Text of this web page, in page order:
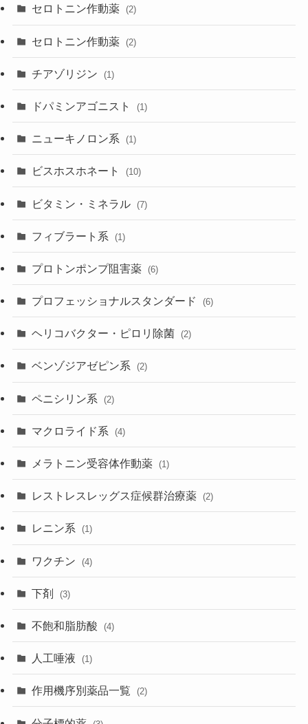
セロトニン作動薬 (2)
セロトニン作動薬 (2)
チアゾリジン (1)
ドパミンアゴニスト (1)
ニューキノロン系 (1)
ビスホスホネート (10)
ビタミン・ミネラル (7)
フィブラート系 (1)
プロトンポンプ阻害薬 (6)
プロフェッショナルスタンダード (6)
ヘリコバクター・ピロリ除菌 (2)
ベンゾジアゼピン系 (2)
ペニシリン系 (2)
マクロライド系 (4)
メラトニン受容体作動薬 (1)
レストレスレッグス症候群治療薬 (2)
レニン系 (1)
ワクチン (4)
下剤 (3)
不飽和脂肪酸 (4)
人工唾液 (1)
作用機序別薬品一覧 (2)